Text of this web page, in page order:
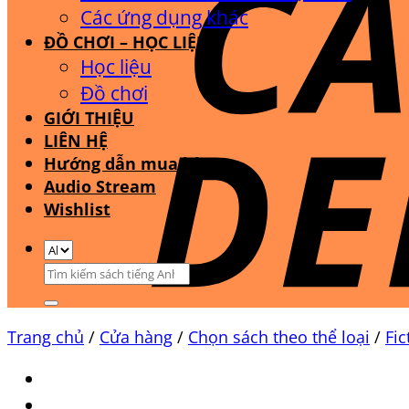
Các ứng dụng khác
ĐỒ CHƠI – HỌC LIỆU
Học liệu
Đồ chơi
GIỚI THIỆU
LIÊN HỆ
Hướng dẫn mua hàng
Audio Stream
Wishlist
Tìm
Trang chủ / Cửa hàng / Chọn sách theo thể loại /